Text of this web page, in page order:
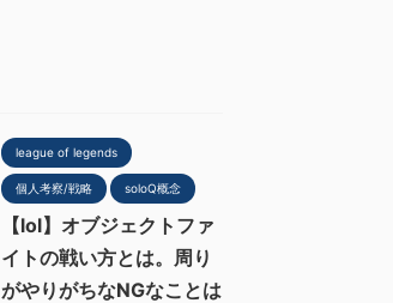
league of legends
個人考察/戦略 soloQ概念
【lol】オブジェクトファ
イトの戦い方とは。周り
がやりがちなNGなことは